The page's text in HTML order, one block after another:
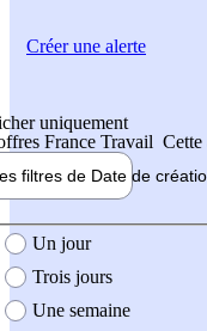
uniquement
France Travail Cette
filtres de Date de
création de l'offre
Un jour
Trois jours
Une semaine
Créer une alerte